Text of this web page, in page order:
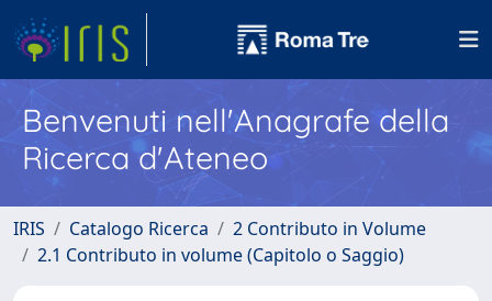
Benvenuti nell'Anagrafe della
Ricerca d'Ateneo
IRIS Catalogo Ricerca
2 Contributo in Volume
2.1 Contributo in volume (Capitolo o Saggio)